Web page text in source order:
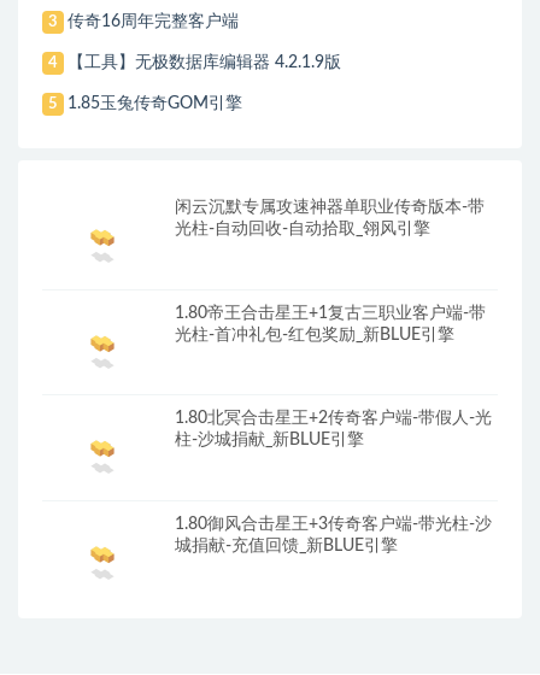
3 传奇16周年完整客户端
4 【工具】无极数据库编辑器 4.2.1.9版
5 1.85玉兔传奇GOM引擎
闲云沉默专属攻速神器单职业传奇版本-带
光柱-自动回收-自动拾取_翎风引擎
1.80帝王合击星王+1复古三职业客户端-带
光柱-首冲礼包-红包奖励_新BLUE引擎
1.80北冥合击星王+2传奇客户端-带假人-光
柱-沙城捐献_新BLUE引擎
1.80御风合击星王+3传奇客户端-带光柱-沙
城捐献-充值回馈_新BLUE引擎